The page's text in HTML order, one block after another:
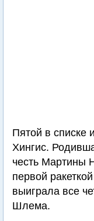
Пятой в списке
Хингис.
честь Мартины
первой
выиграла все
Шлема.